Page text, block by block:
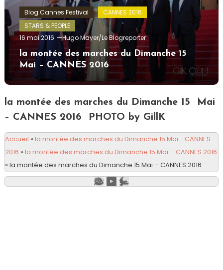
Blog Cannes Festival
CANNES 2016
STARS & PEOPLE
16 mai 2016
Hugo Mayer/Le Blogreporter
la montée des marches du Dimanche 15
Mai – CANNES 2016
la montée des marches du Dimanche 15 Mai
– CANNES 2016 PHOTO by GillK
Accueil »la montée des marches du Dimanche 15 Mai - CANNES
2016 »la montée des marches du Dimanche 15 Mai – CANNES 2016
»la montée des marches du Dimanche 15 Mai – CANNES 2016